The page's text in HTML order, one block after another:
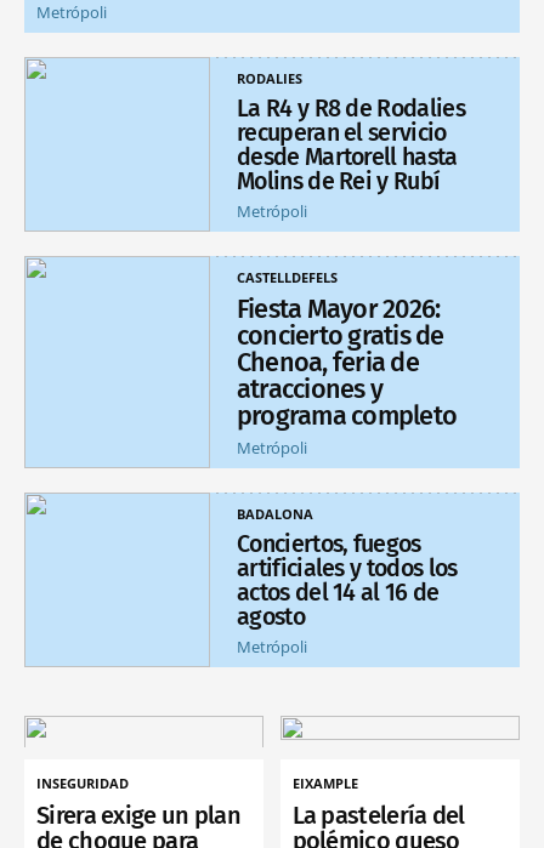
Metrópoli
RODALIES
La R4 y R8 de Rodalies
recuperan el servicio
desde Martorell hasta
Molins de Rei y Rubí
Metrópoli
CASTELLDEFELS
Fiesta Mayor 2026:
concierto gratis de
Chenoa, feria de
atracciones y
programa completo
Metrópoli
BADALONA
Conciertos, fuegos
artificiales y todos los
actos del 14 al 16 de
agosto
Metrópoli
INSEGURIDAD
Sirera exige un plan
de choque para
EIXAMPLE
La pastelería del
polémico queso